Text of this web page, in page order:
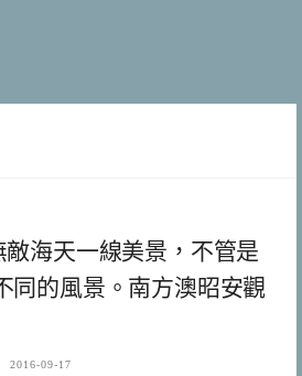
敵海天一線美景，不管是
同的風景。南方澳昭安觀
2016-09-17